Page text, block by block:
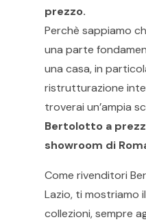
prezzo.
Perchè sappiamo
una parte
una casa, in
ristrutturazione
troverai un’ampia
Bertolotto a
showroom di
Come rivenditori
Lazio, ti mostriamo
collezioni, sempre